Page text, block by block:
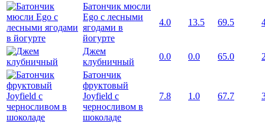
Батончик мюсли
Ego с лесными
ягодами в
йогурте
4.0 13.5 69.5
Джем
клубничный
0.0 0.0 65.0
Батончик
фруктовый
Joyfield с
черносливом в
шоколаде
7.8 1.0 67.7